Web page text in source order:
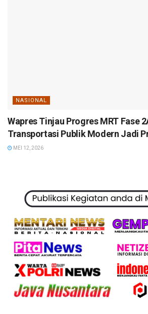
NASIONAL
Wapres Tinjau Progres MRT Fase
Transportasi Publik Modern Jadi
MEI 12, 2026